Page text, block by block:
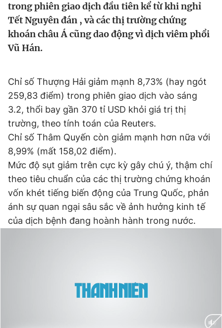
Sản phẩm khác
Tiện ích Bạn cần biết
Đọc Thanh Niên trên điện thoại
Theo dõi báo trên
Hotline Liên hệ quảng cáo
Tổng biên tập: Nguyễn Ngọc Toàn
Phó tổng biên tập thường trực: Hải Thành
trong phiên giao dịch đầu tiên kể từ khi nghỉ
Tết Nguyên đán , và các thị trường chứng
khoán châu Á cũng dao động vì dịch viêm phổi
Vũ Hán.
Chỉ số Thượng Hải giảm mạnh 8,73% (hay ngót
259,83 điểm) trong phiên giao dịch vào sáng
3.2, thổi bay gần 370 tỉ USD khỏi giá trị thị
trường, theo tính toán của Reuters.
Chỉ số Thâm Quyến còn giảm mạnh hơn nữa với
8,99% (mất 158,02 điểm).
Mức độ sụt giảm trên cực kỳ gây chú ý, thậm chí
theo tiêu chuẩn của các thị trường chứng khoán
vốn khét tiếng biến động của Trung Quốc, phản
ánh sự quan ngại sâu sắc về ảnh hưởng kinh tế
của dịch bệnh đang hoành hành trong nước.